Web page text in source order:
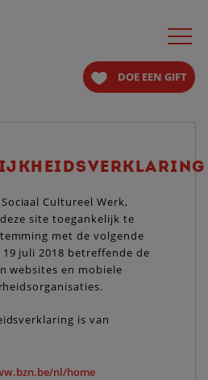
Toggle
DOE EEN GIFT
Cultureel Werk,
site toegankelijk te
met de volgende
juli 2018 betreffende de
websites en mobiele
is van
nl/home